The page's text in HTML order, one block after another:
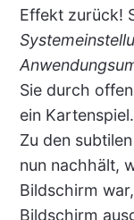
Effekt zurück!
Sie durch
ein Kartenspiel.
Zu den
nun nachhält,
Bildschirm
Bildschirm